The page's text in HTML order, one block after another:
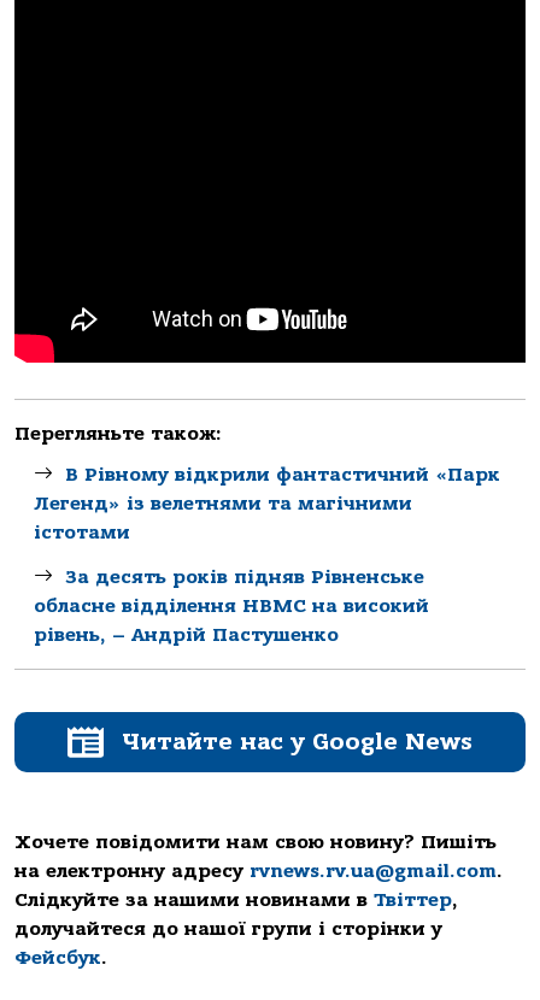
Перегляньте також:
В Рівному відкрили фантастичний «Парк
Легенд» із велетнями та магічними
істотами
За десять років підняв Рівненське
обласне відділення НВМС на високий
рівень, – Андрій Пастушенко
Читайте нас у Google News
Хочете повідомити нам свою новину? Пишіть
на електронну адресу rvnews.rv.ua@gmail.com.
Слідкуйте за нашими новинами в Твіттер,
долучайтеся до нашої групи і сторінки у
Фейсбук.